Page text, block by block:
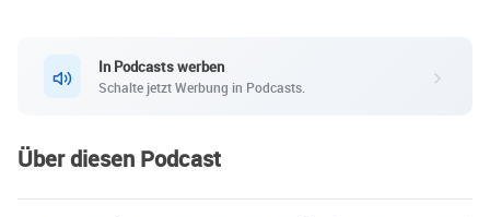
In Podcasts werben
Schalte jetzt Werbung in Podcasts.
Über diesen Podcast